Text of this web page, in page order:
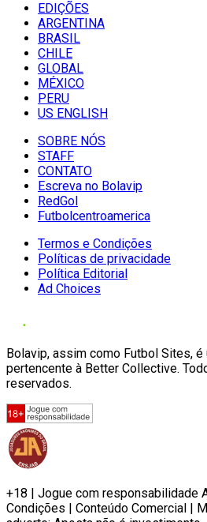
EDIÇÕES
ARGENTINA
BRASIL
CHILE
GLOBAL
MÉXICO
PERU
US ENGLISH
SOBRE NÓS
STAFF
CONTATO
Escreva no Bolavip
RedGol
Futbolcentroamerica
Termos e Condições
Políticas de privacidade
Política Editorial
Ad Choices
Bolavip, assim como Futbol Sites, é
pertencente à Better Collective.
reservados.
+18 | Jogue com responsabilidade
Condições | Conteúdo Comercial |